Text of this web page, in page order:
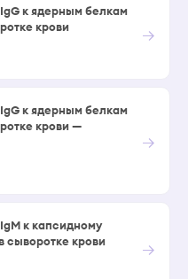
к ядерным белкам
крови
→
к ядерным белкам
крови —
→
к капсидному
сыворотке крови
→